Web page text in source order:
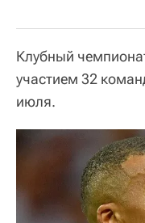
Клубный
участием 32
июля.